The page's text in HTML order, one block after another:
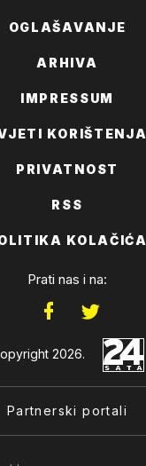
OGLAŠAVANJE
ARHIVA
IMPRESSUM
KORIŠTENJA
PRIVATNOST
RSS
KOLAČIĆA
Prati nas i na:
2026.
Partnerski portali